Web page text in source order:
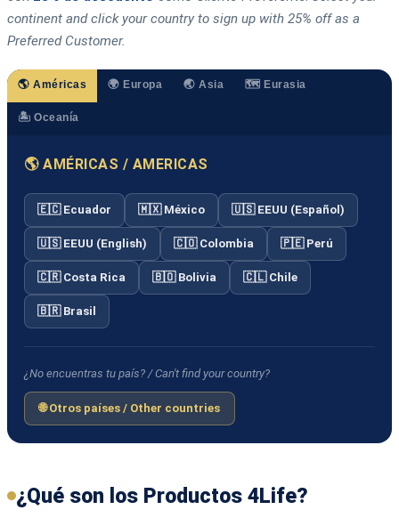
continent and click your country to sign up with 25% off as a
Preferred Customer.
🌎 Américas 🌍 Europa 🌏 Asia 🗺️ Eurasia
🏝️ Oceanía
🌎 AMÉRICAS / AMERICAS
🇪🇨 Ecuador 🇲🇽 México 🇺🇸 EEUU (Español)
🇺🇸 EEUU (English) 🇨🇴 Colombia 🇵🇪 Perú
🇨🇷 Costa Rica 🇧🇴 Bolivia 🇨🇱 Chile
🇧🇷 Brasil
¿No encuentras tu país? / Can't find your country?
🌐 Otros países / Other countries
¿Qué son los Productos 4Life?